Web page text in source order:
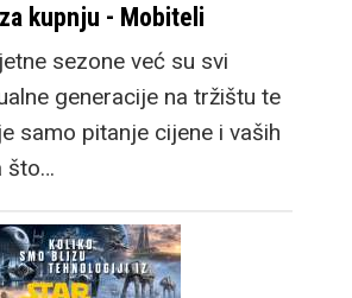
kupnju - Mobiteli
sezone već su svi
generacije na tržištu te
samo pitanje cijene i vaših
što…